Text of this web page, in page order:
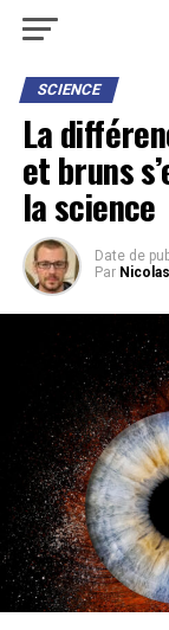
SCIENCE
La
et bruns
la science
Date de
Par